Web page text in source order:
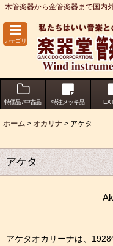
木管楽器から金管楽器まで国内
カテゴリ
特価品 / 中古品 特注メッキ品
ホーム > オカリナ > アケタ
アケタ
アケタオカリーナは、